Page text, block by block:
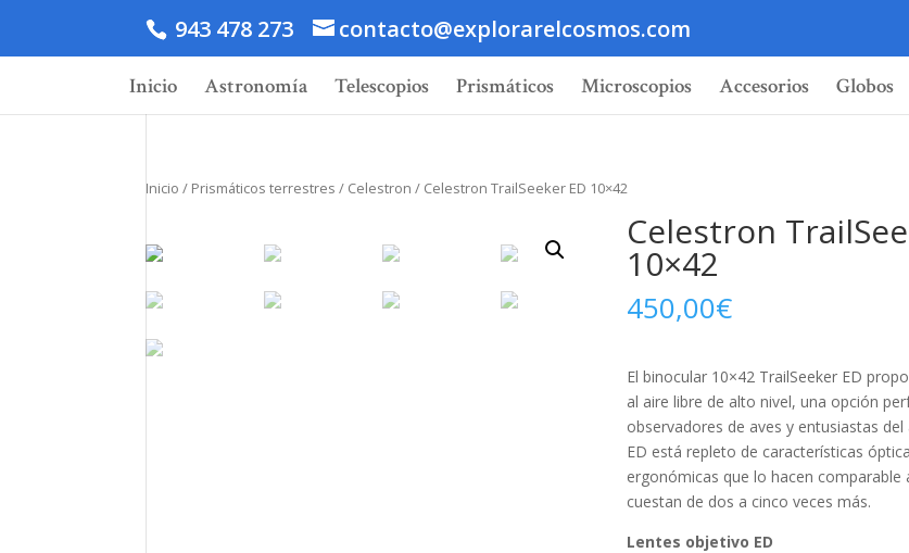
943 478 273 contacto@explorarelcosmos.com
Inicio Astronomía Telescopios Prismáticos Microscopios Accesorios Globos
Inicio / Prismáticos terrestres / Celestron / Celestron TrailSeeker ED 10×42
Celestron
10×42
450,00€
El binocular 10×42 TrailSeeker ED
al aire libre de alto nivel, una opción
observadores de aves y entusiastas del
ED está repleto de características
ergonómicas que lo hacen comparable
cuestan de dos a cinco veces más.
Lentes objetivo ED